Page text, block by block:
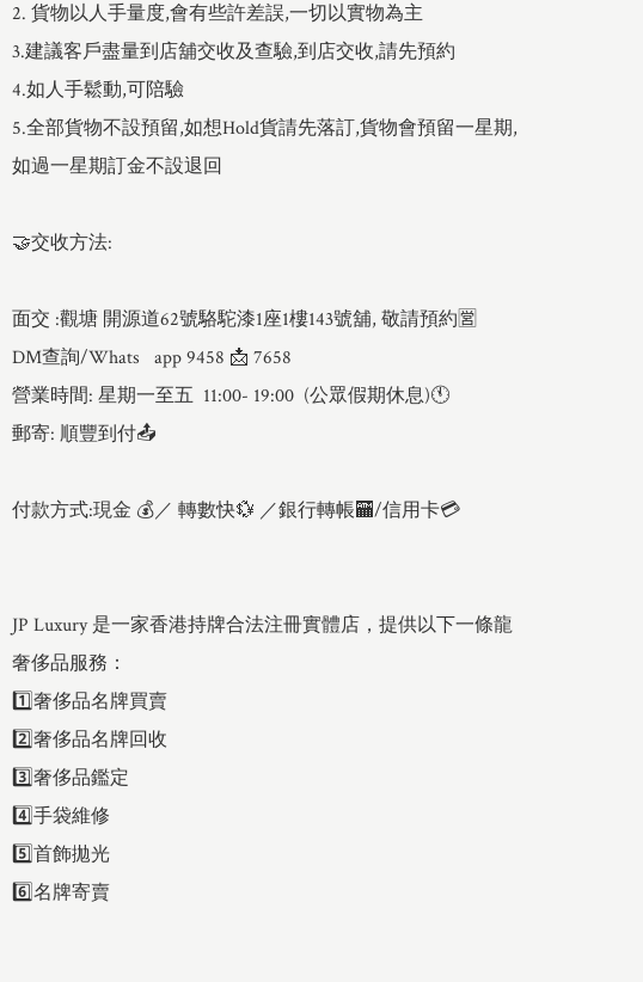
2. 貨物以人手量度,會有些許差誤,一切以實物為主
3.建議客戶盡量到店舖交收及查驗,到店交收,請先預約
4.如人手鬆動,可陪驗
5.全部貨物不設預留,如想Hold貨請先落訂,貨物會預留一星期,
如過一星期訂金不設退回
🤝交收方法:
面交 :觀塘 開源道62號駱駝漆1座1樓143號舖, 敬請預約🈺
DM查詢/Whats   app 9458 📩 7658
營業時間: 星期一至五  11:00- 19:00  (公眾假期休息)🕚
郵寄: 順豐到付📤
付款方式:現金 💰／ 轉數快💱 ／銀行轉帳🏧/信用卡💳
JP Luxury 是一家香港持牌合法注冊實體店，提供以下一條龍
奢侈品服務：
1️⃣奢侈品名牌買賣
2️⃣奢侈品名牌回收
3️⃣奢侈品鑑定
4️⃣手袋維修
5️⃣首飾拋光
6️⃣名牌寄賣